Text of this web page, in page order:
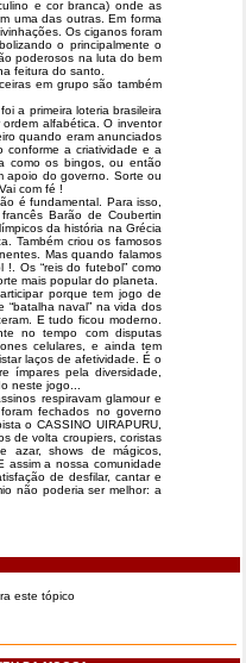
e cor branca) onde as
uma das outras. Em forma
Os ciganos foram
o principalmente o
poderosos na luta do bem
feitura do santo.
em grupo são também
primeira loteria brasileira
alfabética. O inventor
quando eram anunciados
conforme a criatividade e a
como os bingos, ou então
apoio do governo. Sorte ou
com fé !
é fundamental. Para isso,
Barão de Coubertin
da história na Grécia
Também criou os famosos
Mas quando falamos
Os “reis do futebol” como
mais popular do planeta.
porque tem jogo de
naval” na vida dos
E tudo ficou moderno.
no tempo com disputas
celulares, e ainda tem
laços de afetividade. É o
ímpares pela diversidade,
neste jogo...
respiravam glamour e
fechados no governo
o CASSINO UIRAPURU,
de volta croupiers, coristas
azar, shows de mágicos,
assim a nossa comunidade
de desfilar, cantar e
não poderia ser melhor: a
este tópico